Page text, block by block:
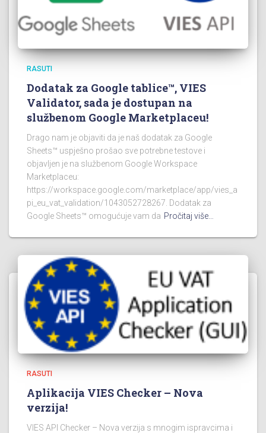
RASUTI
Dodatak za Google tablice™, VIES
Validator, sada je dostupan na
službenom Google Marketplaceu!
Drago nam je objaviti da je naš dodatak za Google
Sheets™ uspješno prošao sve potrebne testove i
objavljen je na službenom Google Workspace
Marketplaceu:
https://workspace.google.com/marketplace/app/vies_a
pi_eu_vat_validation/1043052728267. Dodatak za
Google Sheets™ omogućuje vam da Pročitaj više…
RASUTI
Aplikacija VIES Checker – Nova
verzija!
VIES API Checker – Nova verzija s mnogim ispravcima i